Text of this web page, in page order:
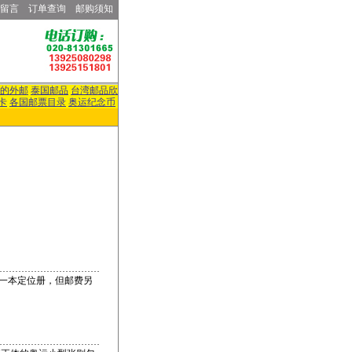
言 订单查询 邮购须知
外邮 泰国邮品 台湾邮品欣
各国邮票目录 奥运纪念币
本定位册，但邮费另